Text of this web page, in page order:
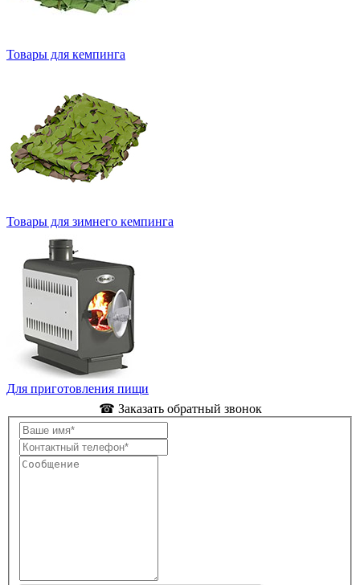
Товары для кемпинга
Товары для зимнего кемпинга
Для приготовления пищи
☎ Заказать обратный звонок